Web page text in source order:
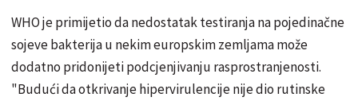
WHO je primijetio da nedostatak testiranja na pojedinačne
sojeve bakterija u nekim europskim zemljama može
dodatno pridonijeti podcjenjivanju rasprostranjenosti.
"Budući da otkrivanje hipervirulencije nije dio rutinske